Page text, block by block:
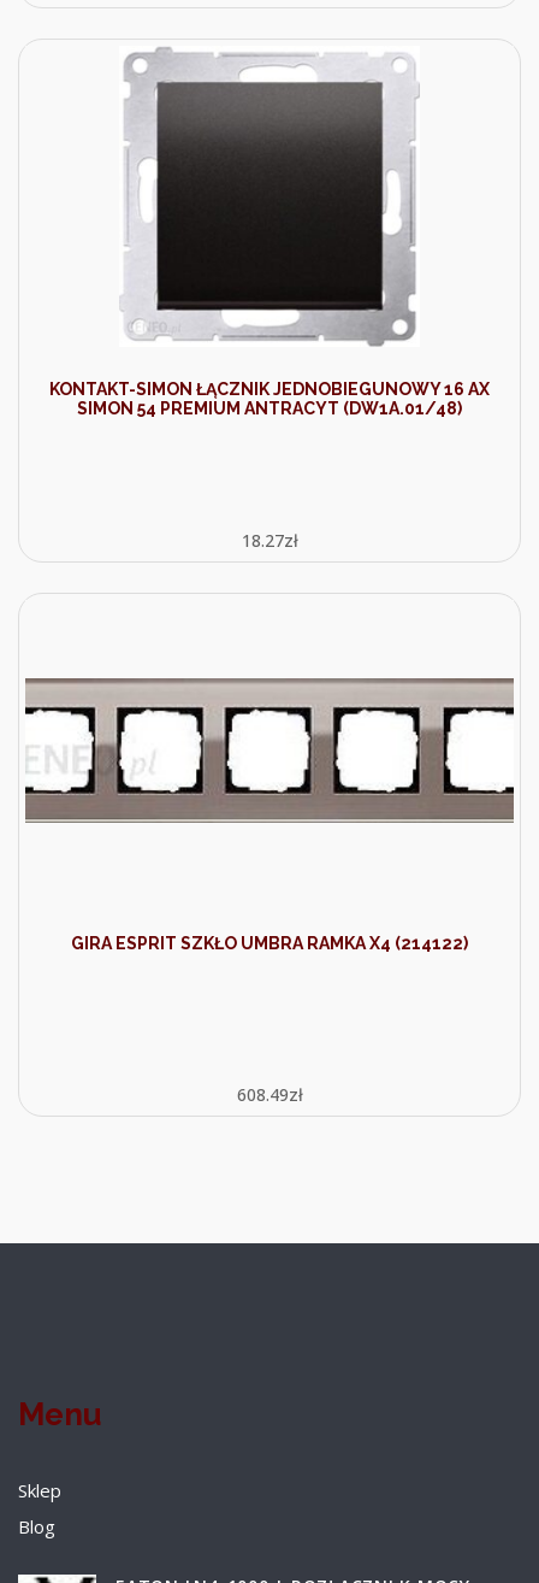
KONTAKT-SIMON ŁĄCZNIK JEDNOBIEGUNOWY 16 AX
SIMON 54 PREMIUM ANTRACYT (DW1A.01/48)
18.27zł
GIRA ESPRIT SZKŁO UMBRA RAMKA X4 (214122)
608.49zł
Menu
Sklep
Blog